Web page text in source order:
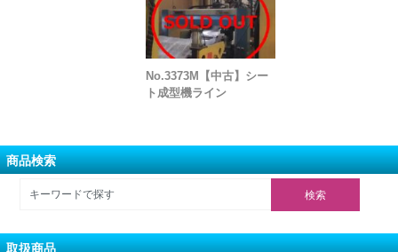
No.3373M【中古】シー
ト成型機ライン
商品検索
取扱商品